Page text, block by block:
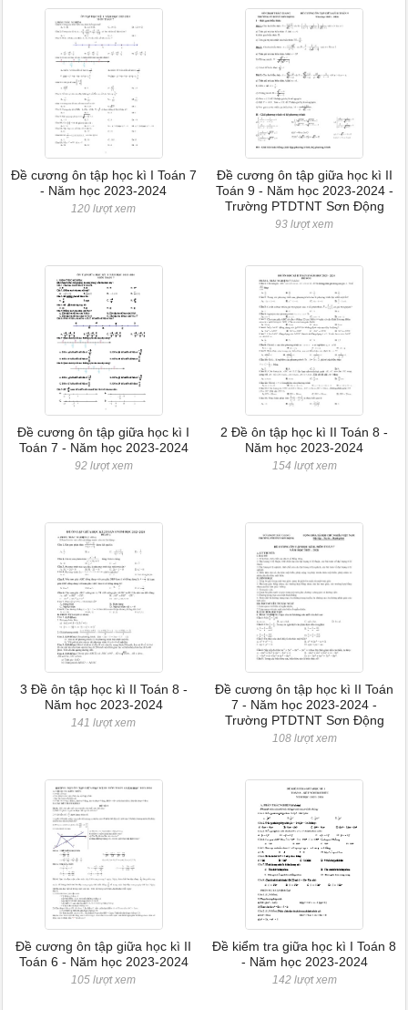
Đề cương ôn tập học kì I Toán 7
- Năm học 2023-2024
120 lượt xem
Đề cương ôn tập giữa học kì II
Toán 9 - Năm học 2023-2024 -
Trường PTDTNT Sơn Động
93 lượt xem
Đề cương ôn tập giữa học kì I
Toán 7 - Năm học 2023-2024
92 lượt xem
2 Đề ôn tập học kì II Toán 8 -
Năm học 2023-2024
154 lượt xem
3 Đề ôn tập học kì II Toán 8 -
Năm học 2023-2024
141 lượt xem
Đề cương ôn tập học kì II Toán
7 - Năm học 2023-2024 -
Trường PTDTNT Sơn Động
108 lượt xem
Đề cương ôn tập giữa học kì II
Toán 6 - Năm học 2023-2024
105 lượt xem
Đề kiểm tra giữa học kì I Toán 8
- Năm học 2023-2024
142 lượt xem